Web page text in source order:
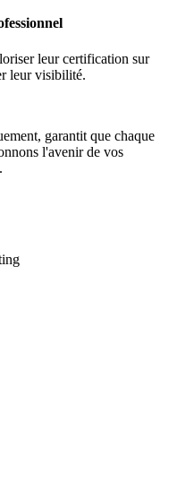
leur certification sur
leur visibilité.
garantit que chaque
l'avenir de vos